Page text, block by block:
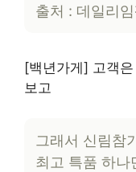
출처 : 데일리
[백년가게] 고객
보고
그래서 신림참
최고 특품 하나